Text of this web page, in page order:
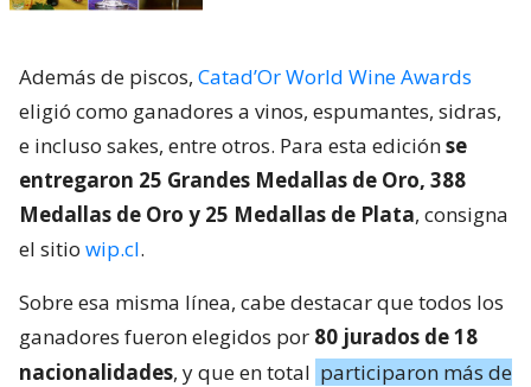
Además de piscos, Catad’Or World Wine Awards
eligió como ganadores a vinos, espumantes, sidras,
e incluso sakes, entre otros. Para esta ediciónse
entregaron 25 Grandes Medallas de Oro, 388
Medallas de Oro y 25 Medallas de Plata, consigna
el sitio wip.cl.
Sobre esa misma línea, cabe destacar que todos los
ganadores fueron elegidos por 80 jurados de 18
nacionalidades, y que en total participaron más de